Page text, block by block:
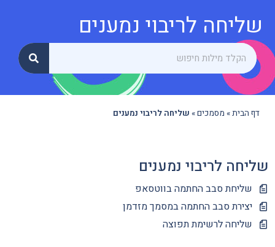
שליחה לריבוי נמענים
דף הבית» מסמכים» שליחה לריבוי נמענים
שליחה לריבוי נמענים
שליחת סבב החתמה בווטסאפ
יצירת סבב החתמה במסמך מזדמן
שליחה לרשימת תפוצה